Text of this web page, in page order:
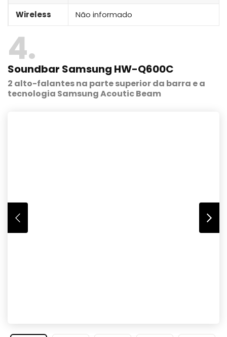
Wireless Não informado
4
Soundbar Samsung HW-Q600C
2 alto-falantes na parte superior da barra e a
tecnologia Samsung Acoutic Beam